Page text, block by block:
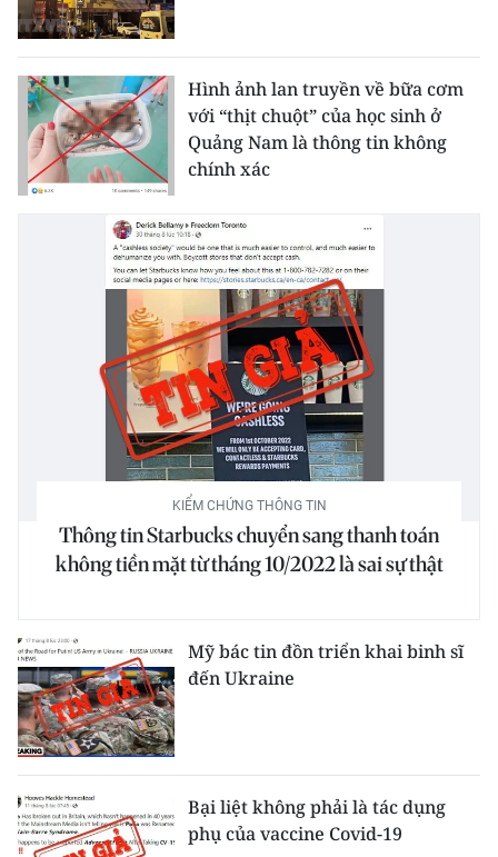
Hình ảnh lan truyền về bữa cơm
với “thịt chuột” của học sinh ở
Quảng Nam là thông tin không
chính xác
KIỂM CHỨNG THÔNG TIN
Thông tin Starbucks chuyển sang thanh toán
không tiền mặt từ tháng 10/2022 là sai sự thật
Mỹ bác tin đồn triển khai binh sĩ
đến Ukraine
Bại liệt không phải là tác dụng
phụ của vaccine Covid-19